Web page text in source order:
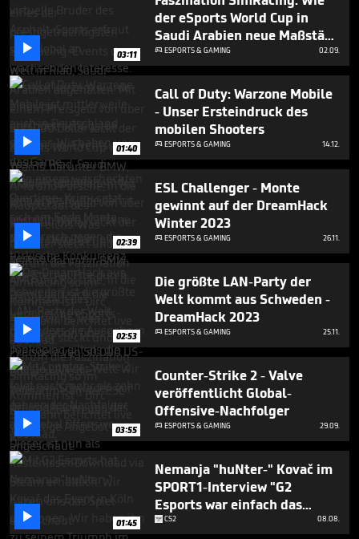
 03:11
der eSports World Cup in
Saudi Arabien neue Maßstäbe
setzt
ESPORTS & GAMING 02.09.
 01:40
Call of Duty: Warzone Mobile
- Unser Ersteindruck des
mobilen Shooters
ESPORTS & GAMING 14.12.
 02:39
ESL Challenger - Monte
gewinnt auf der DreamHack
Winter 2023
ESPORTS & GAMING 26.11.
 02:53
Die größte LAN-Party der
Welt kommt aus Schweden -
DreamHack 2023
ESPORTS & GAMING 25.11.
 03:55
Counter-Strike 2 - Valve
veröffentlicht Global-
Offensive-Nachfolger
ESPORTS & GAMING 29.09.
 01:45
Nemanja "huNter-" Kovač im
SPORT1-Interview "G2
Esports war einfach das
bessere Team"
CS2 08.08.